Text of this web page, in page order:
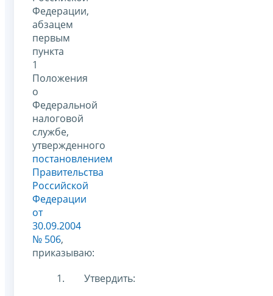
Федерации,
абзацем
первым
пункта
1
Положения
о
Федеральной
налоговой
службе,
утвержденного
постановлением
Правительства
Российской
Федерации
от
30.09.2004
№ 506,
приказываю:
Утвердить: